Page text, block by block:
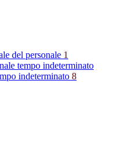
del personale 1
tempo indeterminato
indeterminato 8